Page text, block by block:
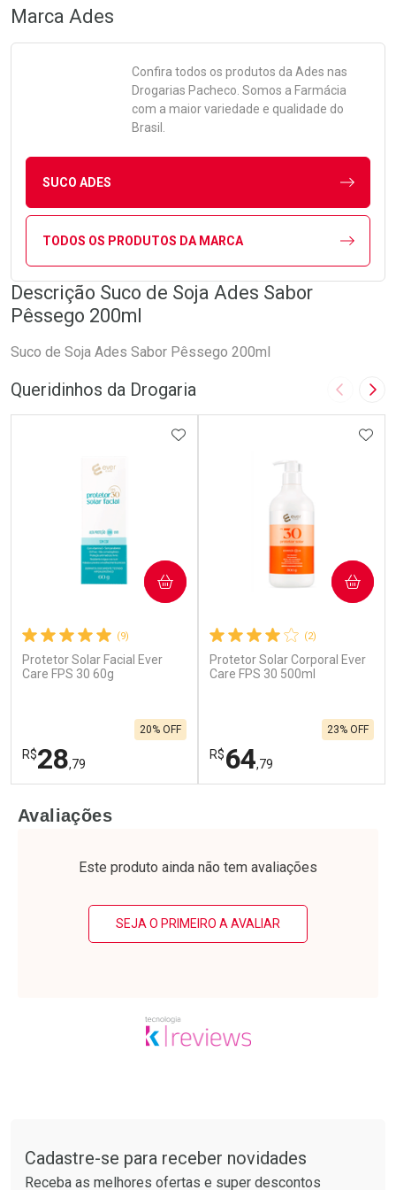
Marca Ades
Confira todos os produtos da Ades nas
Drogarias Pacheco. Somos a Farmácia
com a maior variedade e qualidade do
Brasil.
SUCO ADES
TODOS OS PRODUTOS DA MARCA
Descrição Suco de Soja Ades Sabor
Pêssego 200ml
Suco de Soja Ades Sabor Pêssego 200ml
Queridinhos da Drogaria Imagem
(9)
Protetor Solar Facial Ever
Care FPS 30 60g
R$28,79
20% OFF
ADICIONAR AOS FAVORITOS
COMPRAR
Laboratório
Por R$ 28,79/cada
Por Menos
(2)
Protetor Solar Corporal Ever
Care FPS 30 500ml
R$64,79
23% OFF
COMPRAR
Laboratório
Por R$ 64,79/cada
Por Menos
Avaliações
Este produto ainda não tem avaliações
SEJA O PRIMEIRO A AVALIAR
Cadastre-se para receber novidades
Receba as melhores ofertas e super descontos